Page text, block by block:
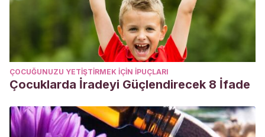
15 years: evidence from the 2010 China Family Panel
BMC Public Health. Diciembre 2021. 2212.
Wenk G. Dietary fats that improve brain function.
Psychology Today. Mayo 2012.
ÇOCUĞUNUZU YETIŞTIRMEK IÇIN IPUÇLARI
Çocuklarda İradeyi Güçlendirecek 8 İfade